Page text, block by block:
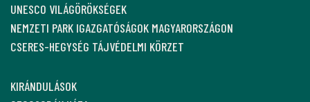
UNESCO VILÁGÖRÖKSÉGEK
NEMZETI PARK IGAZGATÓSÁGOK MAGYARORSZÁGON
CSERES-HEGYSÉG TÁJVÉDELMI KÖRZET
KIRÁNDULÁSOK